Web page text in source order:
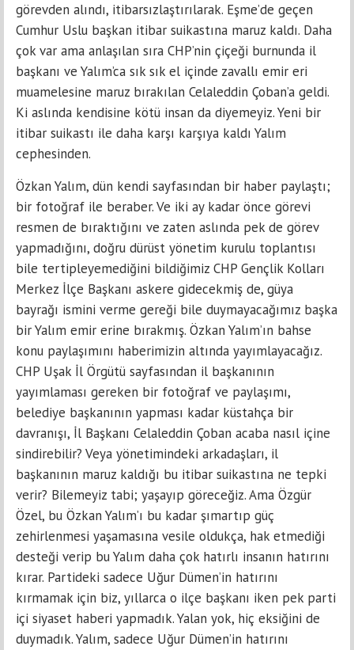
görevden alındı, itibarsızlaştırılarak. Eşme’de geçen
Cumhur Uslu başkan itibar suikastına maruz kaldı. Daha
çok var ama anlaşılan sıra CHP’nin çiçeği burnunda il
başkanı ve Yalım’ca sık sık el içinde zavallı emir eri
muamelesine maruz bırakılan Celaleddin Çoban’a geldi.
Ki aslında kendisine kötü insan da diyemeyiz. Yeni bir
itibar suikastı ile daha karşı karşıya kaldı Yalım
cephesinden.
Özkan Yalım, dün kendi sayfasından bir haber paylaştı;
bir fotoğraf ile beraber. Ve iki ay kadar önce görevi
resmen de bıraktığını ve zaten aslında pek de görev
yapmadığını, doğru dürüst yönetim kurulu toplantısı
bile tertipleyemediğini bildiğimiz CHP Gençlik Kolları
Merkez İlçe Başkanı askere gidecekmiş de, güya
bayrağı ismini verme gereği bile duymayacağımız başka
bir Yalım emir erine bırakmış. Özkan Yalım’ın bahse
konu paylaşımını haberimizin altında yayımlayacağız.
CHP Uşak İl Örgütü sayfasından il başkanının
yayımlaması gereken bir fotoğraf ve paylaşımı,
belediye başkanının yapması kadar küstahça bir
davranışı, İl Başkanı Celaleddin Çoban acaba nasıl içine
sindirebilir? Veya yönetimindeki arkadaşları, il
başkanının maruz kaldığı bu itibar suikastına ne tepki
verir? Bilemeyiz tabi; yaşayıp göreceğiz. Ama Özgür
Özel, bu Özkan Yalım’ı bu kadar şımartıp güç
zehirlenmesi yaşamasına vesile oldukça, hak etmediği
desteği verip bu Yalım daha çok hatırlı insanın hatırını
kırar. Partideki sadece Uğur Dümen’in hatırını
kırmamak için biz, yıllarca o ilçe başkanı iken pek parti
içi siyaset haberi yapmadık. Yalan yok, hiç eksiğini de
duymadık. Yalım, sadece Uğur Dümen’in hatırını